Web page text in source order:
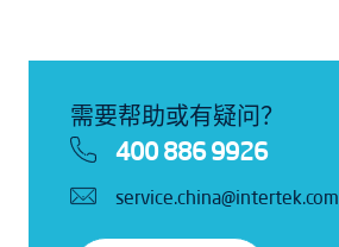
需要帮助或有疑问？
400 886 9926
service.china@intertek.com